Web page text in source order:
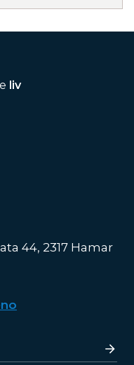
liv
44, 2317 Hamar